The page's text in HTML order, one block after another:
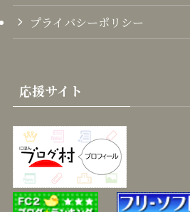
プライバシーポリシー
応援サイト